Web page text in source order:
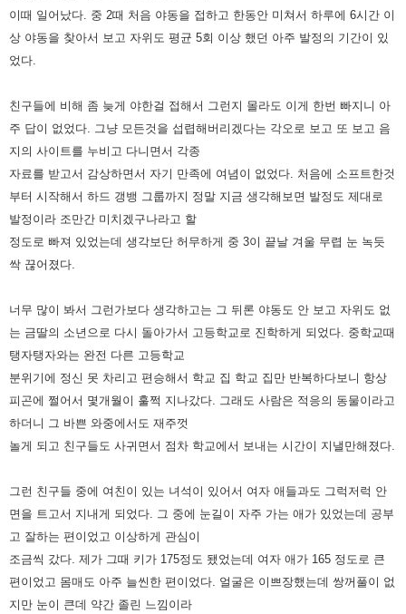
이때 일어났다. 중 2때 처음 야동을 접하고 한동안 미쳐서 하루에 6시간 이
상 야동을 찾아서 보고 자위도 평균 5회 이상 했던 아주 발정의 기간이 있
었다.
친구들에 비해 좀 늦게 야한걸 접해서 그런지 몰라도 이게 한번 빠지니 아
주 답이 없었다.
그냥 모든것을 섭렵해버리겠다는 각오로 보고 또 보고 음
지의 사이트를 누비고 다니면서 각종
자료를 받고서 감상하면서 자기 만족에 여념이 없었다. 처음에 소프트한것
부터 시작해서 하드 갱뱅 그룹까지 정말 지금 생각해보면 발정도 제대로
발정이라 조만간 미치겠구나라고 할
정도로 빠져 있었는데 생각보단 허무하게 중 3이 끝날 겨울 무렵 눈 녹듯
싹 끊어졌다.
너무 많이 봐서 그런가보다 생각하고는 그 뒤론 야동도 안 보고 자위도 없
는 금딸의 소년으로 다시 돌아가서 고등학교로 진학하게 되었다. 중학교때
탱자탱자와는 완전 다른 고등학교
분위기에 정신 못 차리고 편승해서 학교 집 학교 집만 반복하다보니 항상
피곤에 쩔어서 몇개월이 훌쩍 지나갔다. 그래도 사람은 적응의 동물이라고
하더니 그 바쁜 와중에서도 재주껏
놀게 되고 친구들도 사귀면서 점차 학교에서 보내는 시간이 지낼만해졌다.
그런 친구들 중에 여친이 있는 녀석이 있어서 여자 애들과도 그럭저럭 안
면을 트고서 지내게 되었다. 그 중에 눈길이 자주 가는 애가 있었는데 공부
고 잘하는 편이었고 이상하게 관심이
조금씩 갔다. 제가 그때 키가 175정도 됐었는데 여자 애가 165 정도로 큰
편이었고 몸매도 아주 늘씬한 편이었다. 얼굴은 이쁘장했는데 쌍꺼풀이 없
지만 눈이 큰데 약간 졸린 느낌이라